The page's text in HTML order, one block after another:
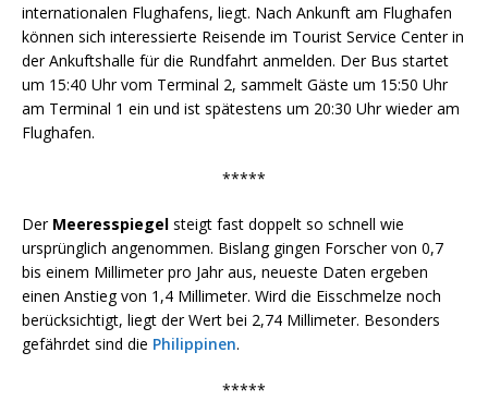
internationalen Flughafens, liegt. Nach Ankunft am Flughafen
können sich interessierte Reisende im Tourist Service Center in
der Ankuftshalle für die Rundfahrt anmelden. Der Bus startet
um 15:40 Uhr vom Terminal 2, sammelt Gäste um 15:50 Uhr
am Terminal 1 ein und ist spätestens um 20:30 Uhr wieder am
Flughafen.
*****
Der Meeresspiegel steigt fast doppelt so schnell wie
ursprünglich angenommen. Bislang gingen Forscher von 0,7
bis einem Millimeter pro Jahr aus, neueste Daten ergeben
einen Anstieg von 1,4 Millimeter. Wird die Eisschmelze noch
berücksichtigt, liegt der Wert bei 2,74 Millimeter. Besonders
gefährdet sind die Philippinen.
*****